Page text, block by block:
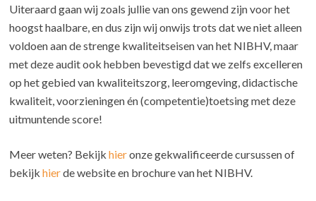
Uiteraard gaan wij zoals jullie van ons gewend zijn voor het
hoogst haalbare, en dus zijn wij onwijs trots dat we niet alleen
voldoen aan de strenge kwaliteitseisen van het NIBHV, maar
met deze audit ook hebben bevestigd dat we zelfs excelleren
op het gebied van kwaliteitszorg, leeromgeving, didactische
kwaliteit, voorzieningen én (competentie)toetsing met deze
uitmuntende score!
Meer weten? Bekijkhieronze gekwalificeerde cursussen of
bekijkhierde website en brochure van het NIBHV.